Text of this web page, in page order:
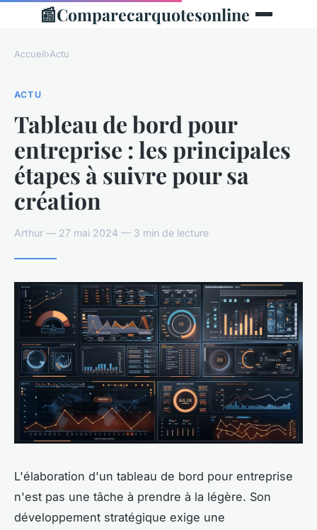
📰Comparecarquotesonline
Accueil›Actu
ACTU
Tableau de bord pour
entreprise : les principales
étapes à suivre pour sa
création
Arthur — 27 mai 2024 — 3 min de lecture
L'élaboration d'un tableau de bord pour entreprise
n'est pas une tâche à prendre à la légère. Son
développement stratégique exige une